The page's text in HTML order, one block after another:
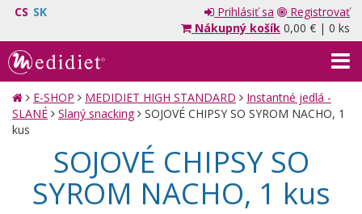
CS SK Prihlásiť sa
Registrovať
Nákupný košík 0,00 €| 0 ks
E-SHOP MEDIDIET HIGH STANDARD
Instantné jedlá -
SLANÉ
Slaný snacking
SOJOVÉ CHIPSY SO SYROM NACHO, 1
kus
SOJOVÉ CHIPSY SO
SYROM NACHO, 1 kus